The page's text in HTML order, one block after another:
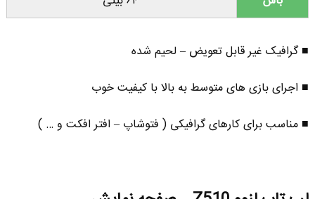
■ گرافیک غیر قابل تعویض – لحیم شده
■ اجرای بازی های متوسط به بالا با کیفیت خوب
■ مناسب برای کارهای گرافیکی ( فتوشاپ – افتر افکت و … )